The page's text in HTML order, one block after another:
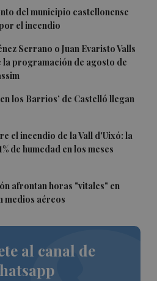
del municipio castellonense
el incendio
Serrano o Juan Evaristo Valls
programación de agosto de
los Barrios’ de Castelló llegan
el incendio de la Vall d'Uixó: la
de humedad en los meses
afrontan horas "vitales" en
aéreos
al canal de